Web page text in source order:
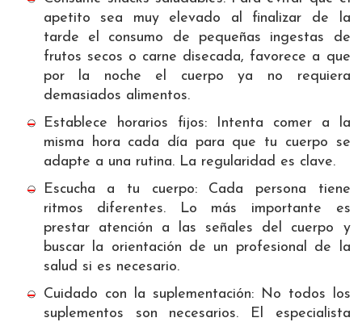
apetito sea muy elevado al finalizar de la
tarde el consumo de pequeñas ingestas de
frutos secos o carne disecada, favorece a que
por la noche el cuerpo ya no requiera
demasiados alimentos.
Establece horarios fijos: Intenta comer a la
misma hora cada día para que tu cuerpo se
adapte a una rutina. La regularidad es clave.
Escucha a tu cuerpo: Cada persona tiene
ritmos diferentes. Lo más importante es
prestar atención a las señales del cuerpo y
buscar la orientación de un profesional de la
salud si es necesario.
Cuidado con la suplementación: No todos los
suplementos son necesarios. El especialista